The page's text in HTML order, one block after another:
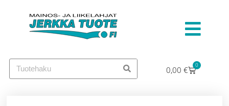
0,00 € 0